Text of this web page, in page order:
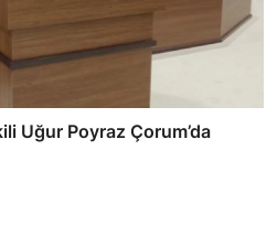
Uğur Poyraz Çorum’da